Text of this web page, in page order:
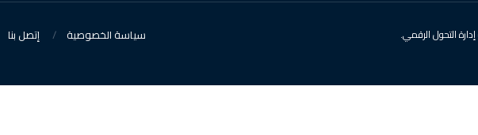
سياسة الخصوصية إتصل بنا